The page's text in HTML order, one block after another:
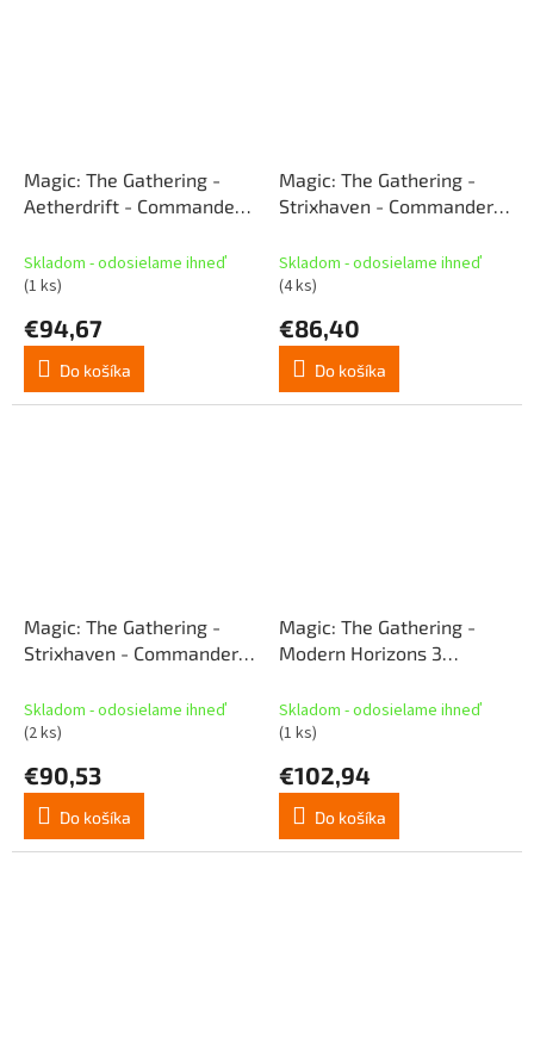
Magic: The Gathering -
Aetherdrift - Commander
Skladom - odosielame ihneď
(1 ks)
€94,67
Do košíka
Magic: The Gathering -
Strixhaven - Commander
Performance (SK)
Skladom - odosielame ihneď
(4 ks)
€86,40
Do košíka
Magic: The Gathering -
Strixhaven - Commander
(SK)
Skladom - odosielame ihneď
(2 ks)
€90,53
Do košíka
Magic: The Gathering -
Modern Horizons 3
Terrain (SK)
Skladom - odosielame ihneď
(1 ks)
€102,94
Do košíka